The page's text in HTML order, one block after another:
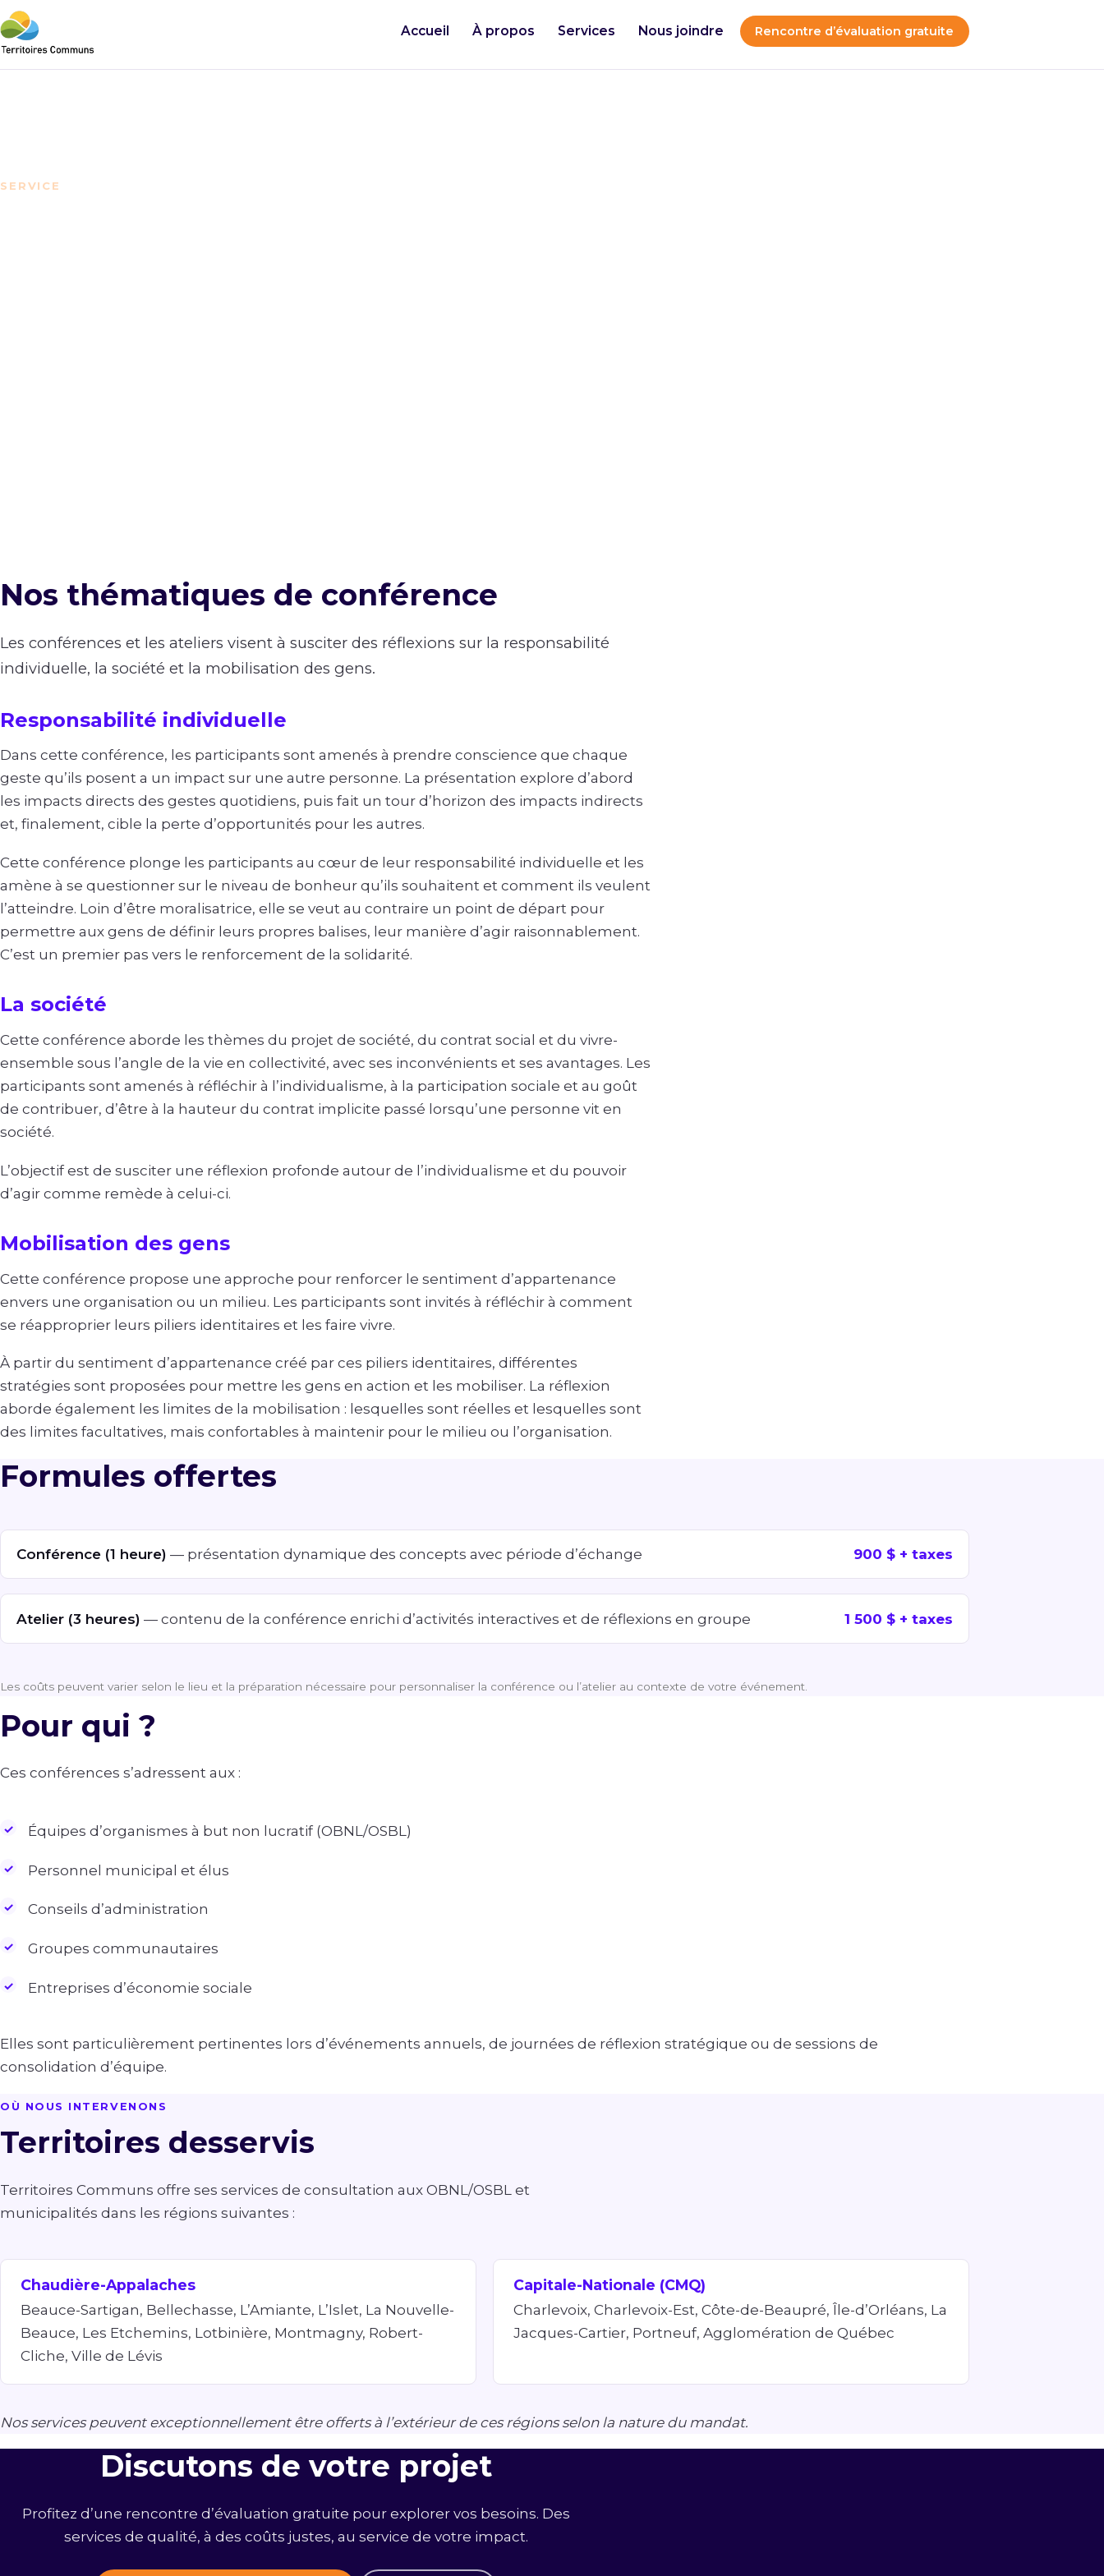
Accueil À propos Services Nous joindre Rencontre d’évaluation gratuite
SERVICE
Nos thématiques de conférence
Les conférences et les ateliers visent à susciter des réflexions sur la responsabilité
individuelle, la société et la mobilisation des gens.
Responsabilité individuelle
Dans cette conférence, les participants sont amenés à prendre conscience que chaque
geste qu’ils posent a un impact sur une autre personne. La présentation explore d’abord
les impacts directs des gestes quotidiens, puis fait un tour d’horizon des impacts indirects
et, finalement, cible la perte d’opportunités pour les autres.
Cette conférence plonge les participants au cœur de leur responsabilité individuelle et les
amène à se questionner sur le niveau de bonheur qu’ils souhaitent et comment ils veulent
l’atteindre. Loin d’être moralisatrice, elle se veut au contraire un point de départ pour
permettre aux gens de définir leurs propres balises, leur manière d’agir raisonnablement.
C’est un premier pas vers le renforcement de la solidarité.
La société
Cette conférence aborde les thèmes du projet de société, du contrat social et du vivre-
ensemble sous l’angle de la vie en collectivité, avec ses inconvénients et ses avantages. Les
participants sont amenés à réfléchir à l’individualisme, à la participation sociale et au goût
de contribuer, d’être à la hauteur du contrat implicite passé lorsqu’une personne vit en
société.
L’objectif est de susciter une réflexion profonde autour de l’individualisme et du pouvoir
d’agir comme remède à celui-ci.
Mobilisation des gens
Cette conférence propose une approche pour renforcer le sentiment d’appartenance
envers une organisation ou un milieu. Les participants sont invités à réfléchir à comment
se réapproprier leurs piliers identitaires et les faire vivre.
À partir du sentiment d’appartenance créé par ces piliers identitaires, différentes
stratégies sont proposées pour mettre les gens en action et les mobiliser. La réflexion
aborde également les limites de la mobilisation : lesquelles sont réelles et lesquelles sont
des limites facultatives, mais confortables à maintenir pour le milieu ou l’organisation.
Formules offertes
Conférence (1 heure) — présentation dynamique des concepts avec période d’échange 900 $ + taxes
Atelier (3 heures) — contenu de la conférence enrichi d’activités interactives et de réflexions en groupe 1 500 $ + taxes
Les coûts peuvent varier selon le lieu et la préparation nécessaire pour personnaliser la conférence ou l’atelier au contexte de votre événement.
Pour qui ?
Ces conférences s’adressent aux :
Équipes d’organismes à but non lucratif (OBNL/OSBL)
Personnel municipal et élus
Conseils d’administration
Groupes communautaires
Entreprises d’économie sociale
Elles sont particulièrement pertinentes lors d’événements annuels, de journées de réflexion stratégique ou de sessions de
consolidation d’équipe.
OÙ NOUS INTERVENONS
Territoires desservis
Territoires Communs offre ses services de consultation aux OBNL/OSBL et
municipalités dans les régions suivantes :
Chaudière-Appalaches
Beauce-Sartigan, Bellechasse, L’Amiante, L’Islet, La Nouvelle-
Beauce, Les Etchemins, Lotbinière, Montmagny, Robert-
Cliche, Ville de Lévis
Capitale-Nationale (CMQ)
Charlevoix, Charlevoix-Est, Côte-de-Beaupré, Île-d’Orléans, La
Jacques-Cartier, Portneuf, Agglomération de Québec
Nos services peuvent exceptionnellement être offerts à l’extérieur de ces régions selon la nature du mandat.
Discutons de votre projet
Profitez d’une rencontre d’évaluation gratuite pour explorer vos besoins. Des
services de qualité, à des coûts justes, au service de votre impact.